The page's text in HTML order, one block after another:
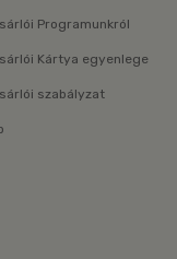
Programunkról
Kártya egyenlege
szabályzat